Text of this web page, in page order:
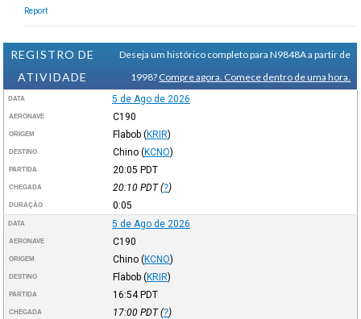
Report
REGISTRO DE
ATIVIDADE
Deseja um histórico completo para N9848A a partir de
1998? Compre agora. Comece dentro de uma hora.
DATA 5 de Ago de 2026
AERONAVE C190
ORIGEM Flabob (KRIR)
DESTINO Chino (KCNO)
PARTIDA 20:05 PDT
CHEGADA 20:10 PDT(?)
DURAÇÃO 0:05
DATA 5 de Ago de 2026
AERONAVE C190
ORIGEM Chino (KCNO)
DESTINO Flabob (KRIR)
PARTIDA 16:54PDT
CHEGADA 17:00 PDT(?)